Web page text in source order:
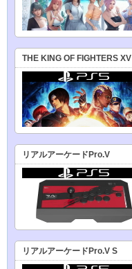
THE KING OF FIGHTERS XV
リアルアーケードPro.V
リアルアーケードPro.V S